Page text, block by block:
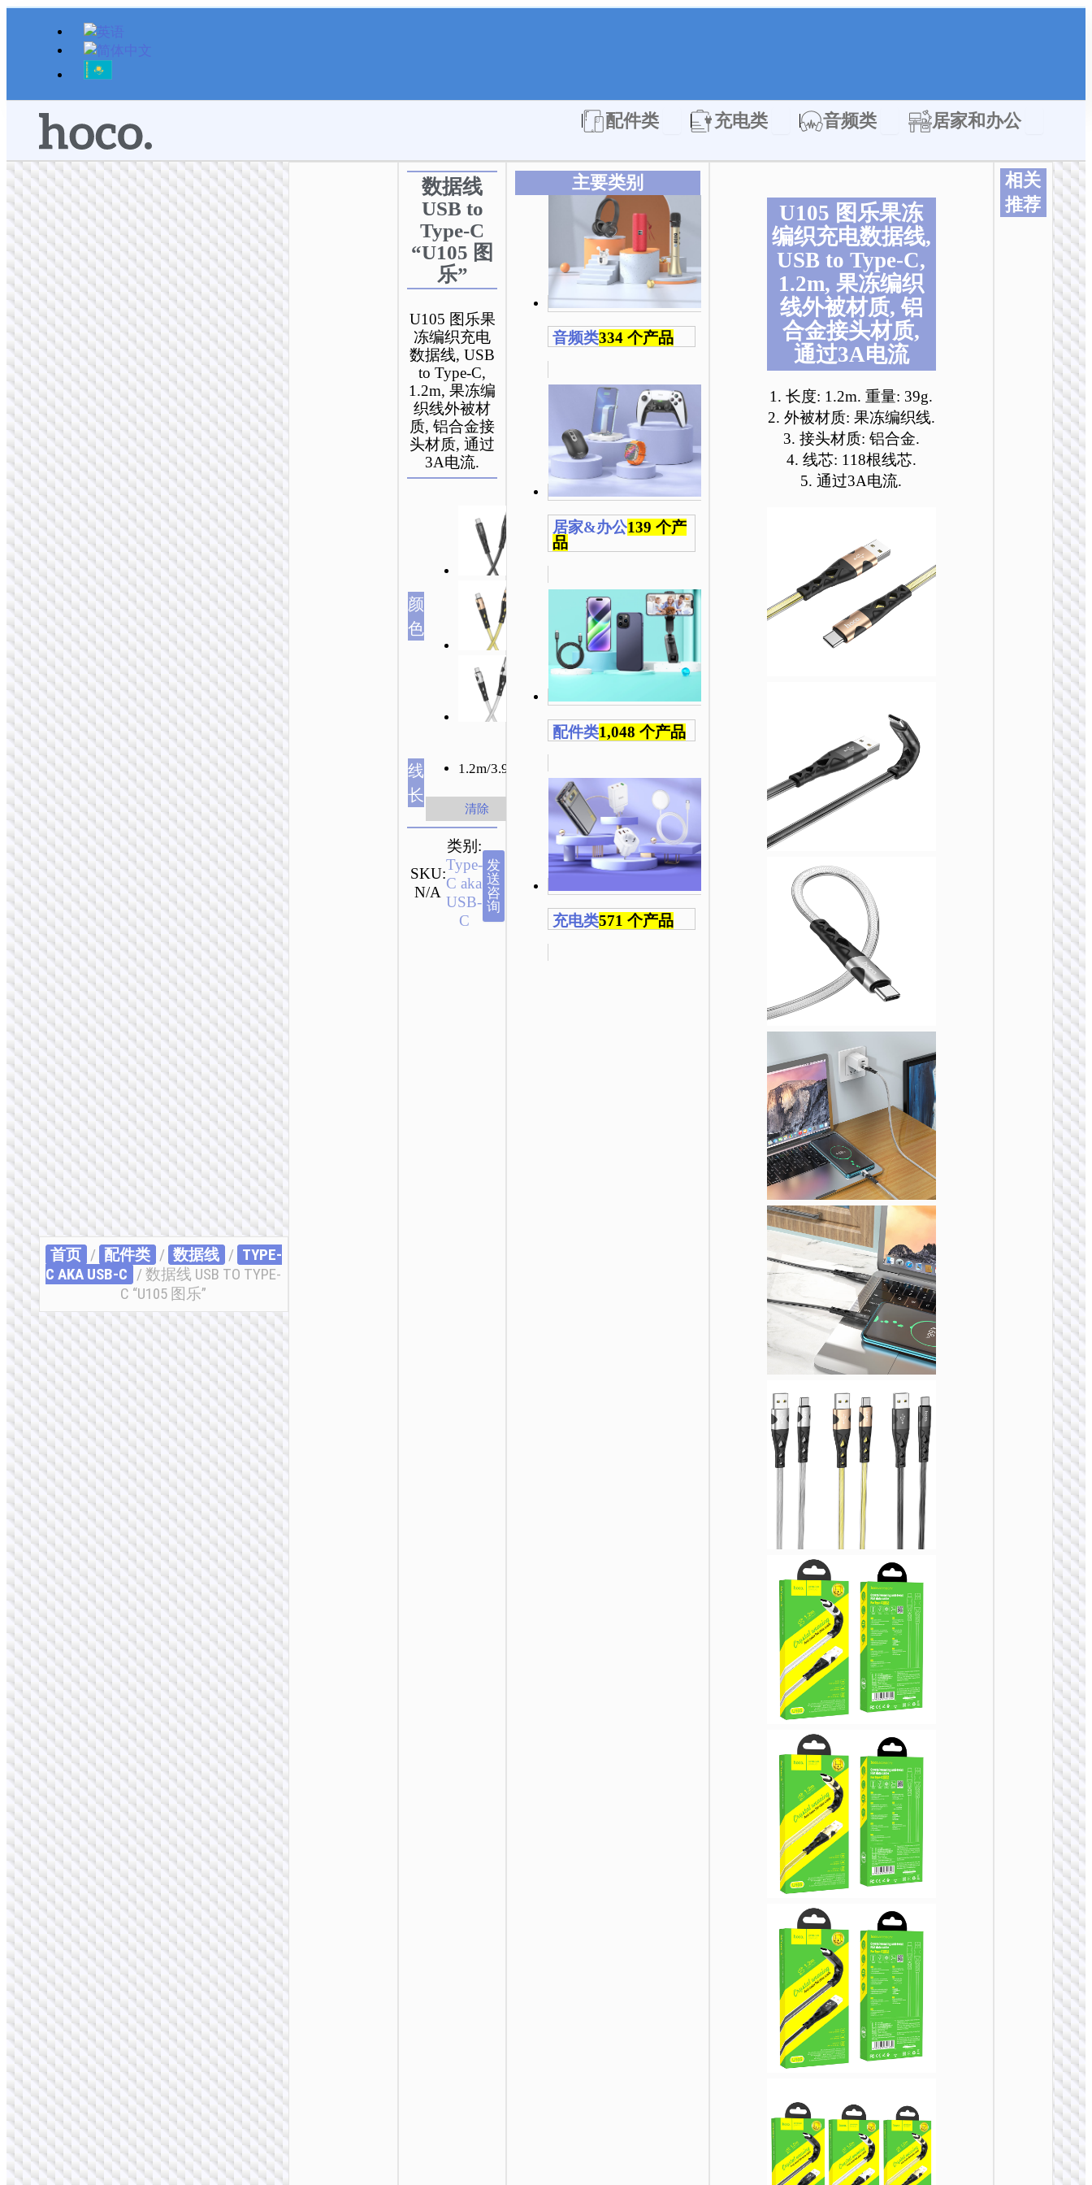
跳
配件类 Open 配件类充电类 Open 充电类音频类 Open 音频类居家和办公
首页 / 配件类 / 数据线 / TYPE-
C AKA USB-C / 数据线 USB TO TYPE-
C “U105 图乐”
数据线
USB to
Type-C
“U105 图
乐”
U105 图乐果
冻编织充电
数据线, USB
to Type-C,
1.2m, 果冻编
织线外被材
质, 铝合金接
头材质, 通过
3A电流.
颜
色
线
长
1.2m/3.94ft
清除
SKU:
N/A
类别:
Type-
C aka
USB-
C
发
送
咨
询
主要类别
音频类334 个产品
居家&办公139 个产
品
配件类1,048 个产品
充电类571 个产品
U105 图乐果冻
编织充电数据线,
USB to Type-C,
1.2m, 果冻编织
线外被材质, 铝
合金接头材质,
通过3A电流
1. 长度: 1.2m. 重量: 39g.
2. 外被材质: 果冻编织线.
3. 接头材质: 铝合金.
4. 线芯: 118根线芯.
5. 通过3A电流.
相关
推荐
TYPE-
AKA
U138
一充电
线
Type-
USB
Type-
LED
本
产
品
有
多
种
变
体
可
在
产
品
页
面
上
选
择
这
些
选
项
U138
一60W
数据
Type-C
to
LED
本
产
品
有
多
种
变
体
可
在
产
品
页
面
上
选
择
这
些
选
项
TYPE-
AKA
U138
60W多
充电数
Type-
USB
Type-C
烟器
本
产
品
有
多
种
变
体
可
在
产
品
页
面
上
选
择
这
些
选
项
U138
60W多
充电数
Type-C
to
点烟
本
产
品
有
多
种
变
体
可
在
产
品
页
面
上
选
择
这
些
选
项
TYPE-
AKA
U137
5A屏显
数据线
to
本
产
品
有
多
种
变
体
可
在
产
品
页
面
上
选
择
这
些
选
项
本
产
品
有
多
种
变
体
可
在
产
品
页
面
上
选
择
这
些
选
项